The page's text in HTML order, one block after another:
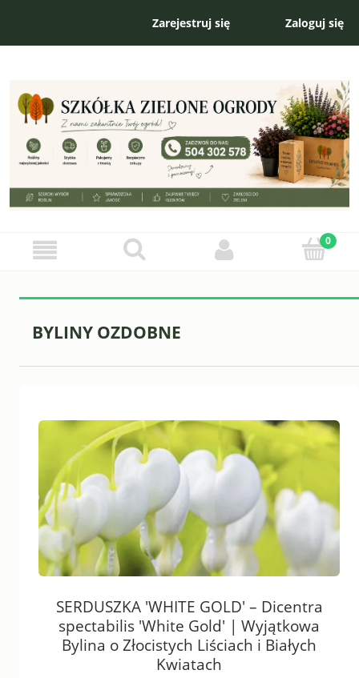
Zarejestruj się Zaloguj się
BYLINY OZDOBNE
SERDUSZKA 'WHITE GOLD' – Dicentra
spectabilis 'White Gold' | Wyjątkowa
Bylina o Złocistych Liściach i Białych
Kwiatach